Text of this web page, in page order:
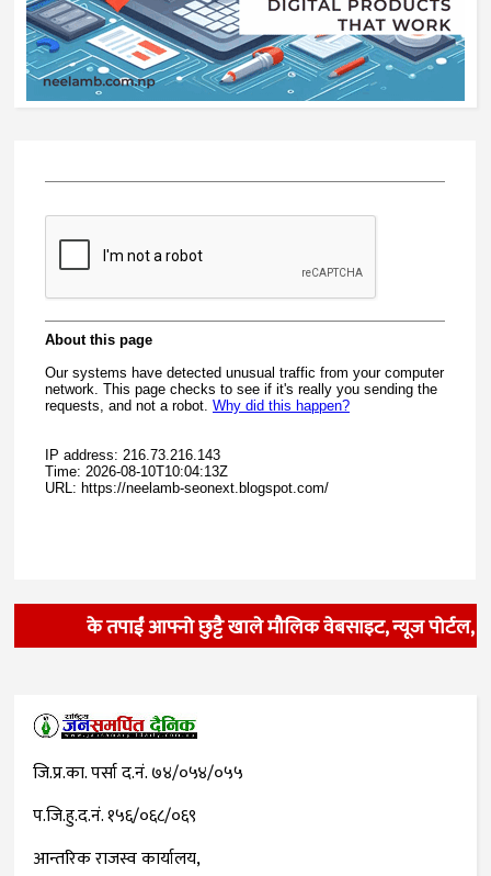
के तपाईं आफ्नो छुट्टै खाले मौलिक वेबसाइट, न्यूज पोर्टल,
जि.प्र.का. पर्सा द.नं. ७४/०५४/०५५
प.जि.हु.द.नं. १५६/०६८/०६९
आन्तरिक राजस्व कार्यालय,